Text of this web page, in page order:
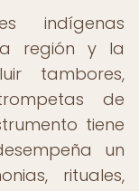
indígenas
región y la
tambores,
de
tiene
un
rituales,